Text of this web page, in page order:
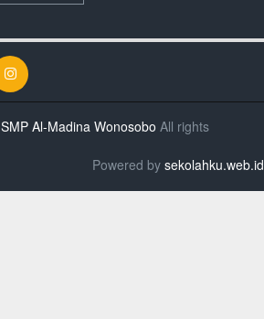
SMP Al-Madina Wonosobo All rights
Powered by sekolahku.web.id